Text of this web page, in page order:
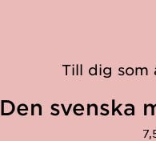
Till dig som
Den svenska